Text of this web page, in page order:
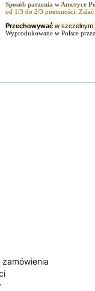
Sposób parzenia w Ameryce
od 1/3 do 2/3 poemności.
Przechowywaćw szczelnym
Wyprodukowane w Polsce